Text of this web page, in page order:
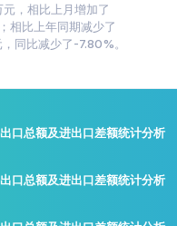
，相比上月增加了
相比上年同期减少了
同比减少了-7.80%。
口总额及进出口差额统计分析
口总额及进出口差额统计分析